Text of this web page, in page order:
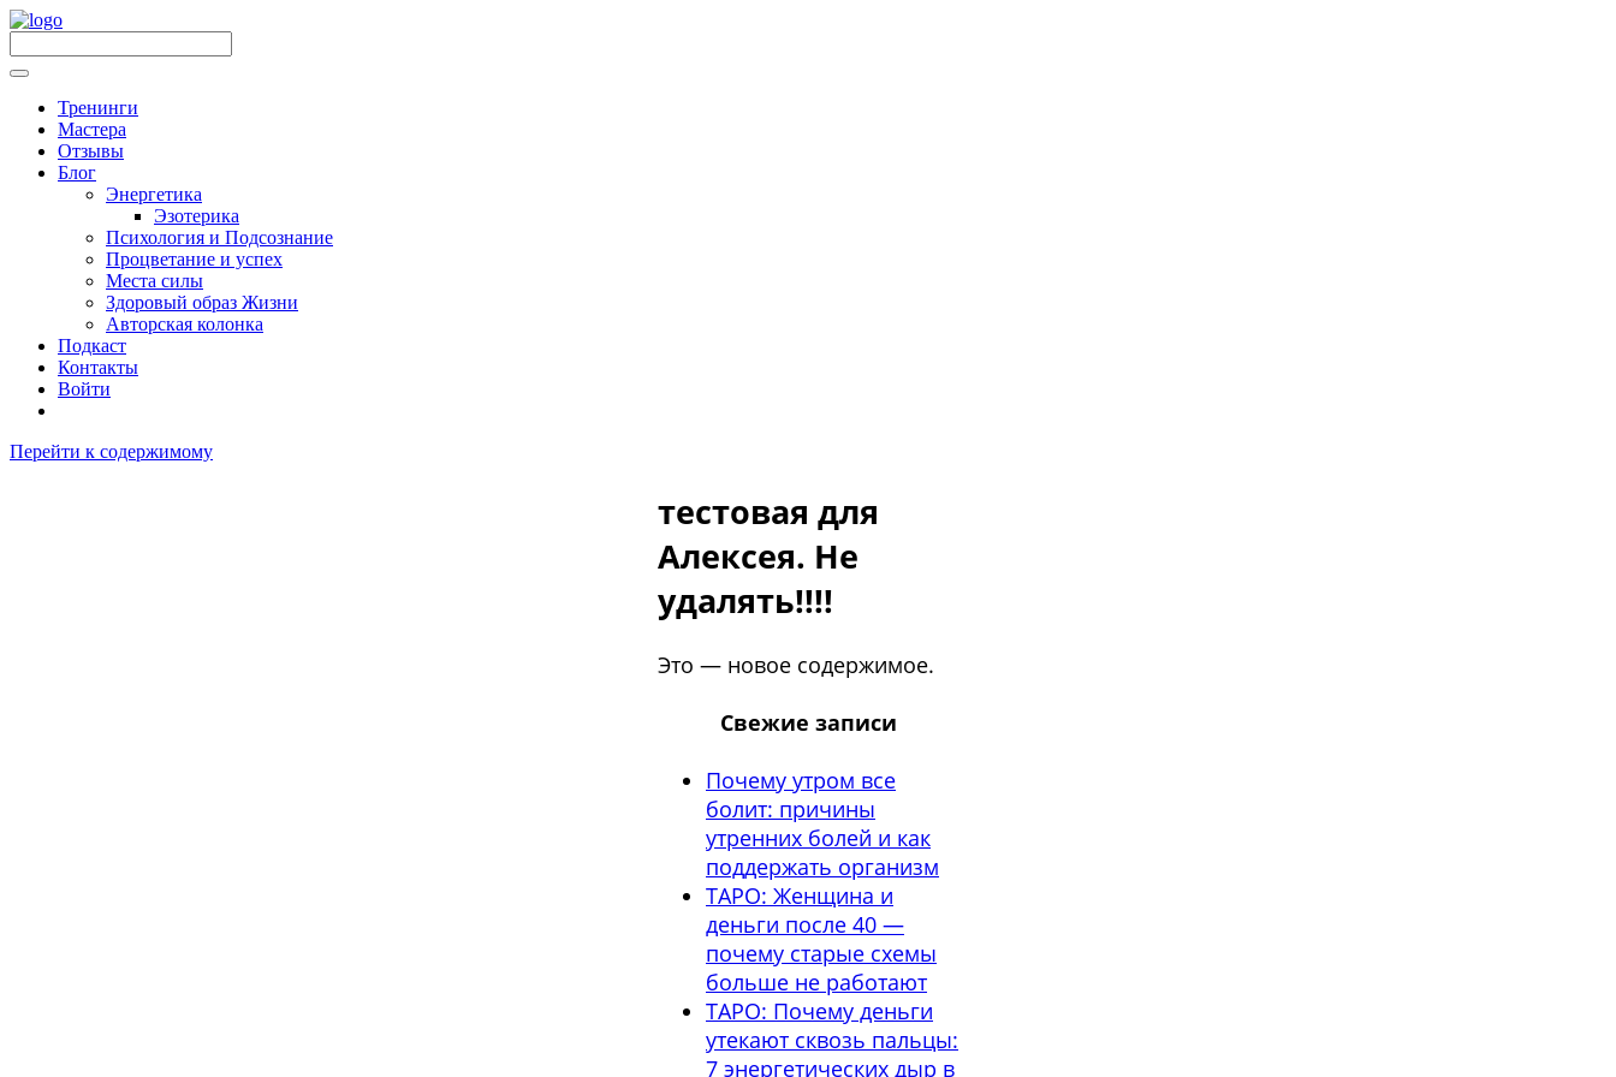
Тренинги
Мастера
Отзывы
Блог
Энергетика
Эзотерика
Психология и Подсознание
Процветание и успех
Места силы
Здоровый образ Жизни
Авторская колонка
Подкаст
Контакты
Войти
Перейти к содержимому
тестовая для
Алексея. Не
удалять!!!!
Это — новое содержимое.
Свежие записи
Почему утром все
болит: причины
утренних болей и как
поддержать организм
ТАРО: Женщина и
деньги после 40 —
почему старые схемы
больше не работают
ТАРО: Почему деньги
утекают сквозь пальцы:
7 энергетических дыр в